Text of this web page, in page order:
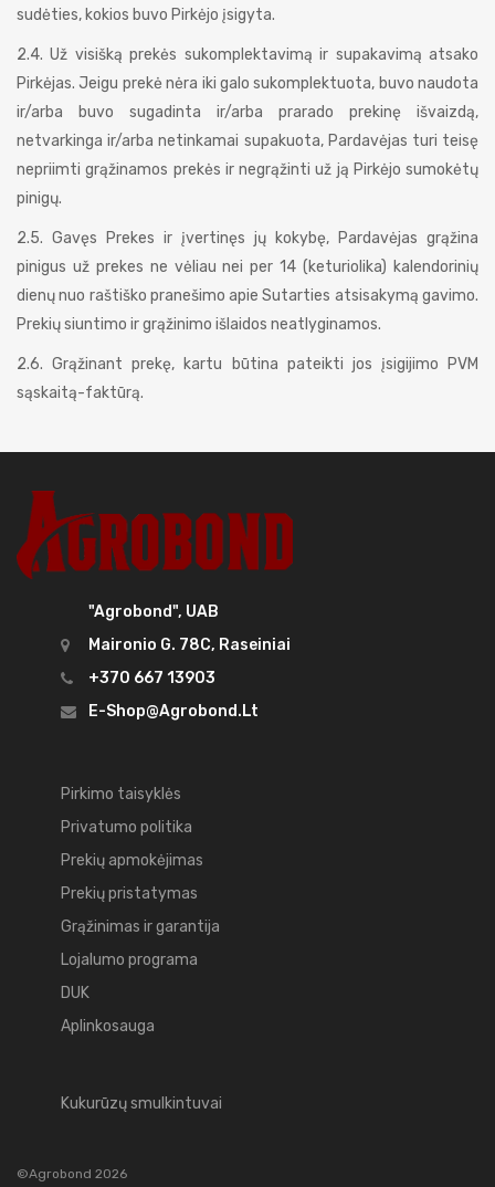
sudėties, kokios buvo Pirkėjo įsigyta.
2.4. Už visišką prekės sukomplektavimą ir supakavimą atsako
Pirkėjas. Jeigu prekė nėra iki galo sukomplektuota, buvo naudota
ir/arba buvo sugadinta ir/arba prarado prekinę išvaizdą,
netvarkinga ir/arba netinkamai supakuota, Pardavėjas turi teisę
nepriimti grąžinamos prekės ir negrąžinti už ją Pirkėjo sumokėtų
pinigų.
2.5. Gavęs Prekes ir įvertinęs jų kokybę, Pardavėjas grąžina
pinigus už prekes ne vėliau nei per 14 (keturiolika) kalendorinių
dienų nuo raštiško pranešimo apie Sutarties atsisakymą gavimo.
Prekių siuntimo ir grąžinimo išlaidos neatlyginamos.
2.6. Grąžinant prekę, kartu būtina pateikti jos įsigijimo PVM
sąskaitą-faktūrą.
"Agrobond", UAB
Maironio G. 78C, Raseiniai
+370 667 13903
E-Shop@agrobond.lt
Pirkimo taisyklės
Privatumo politika
Prekių apmokėjimas
Prekių pristatymas
Grąžinimas ir garantija
Lojalumo programa
DUK
Aplinkosauga
Kukurūzų smulkintuvai
©Agrobond 2026